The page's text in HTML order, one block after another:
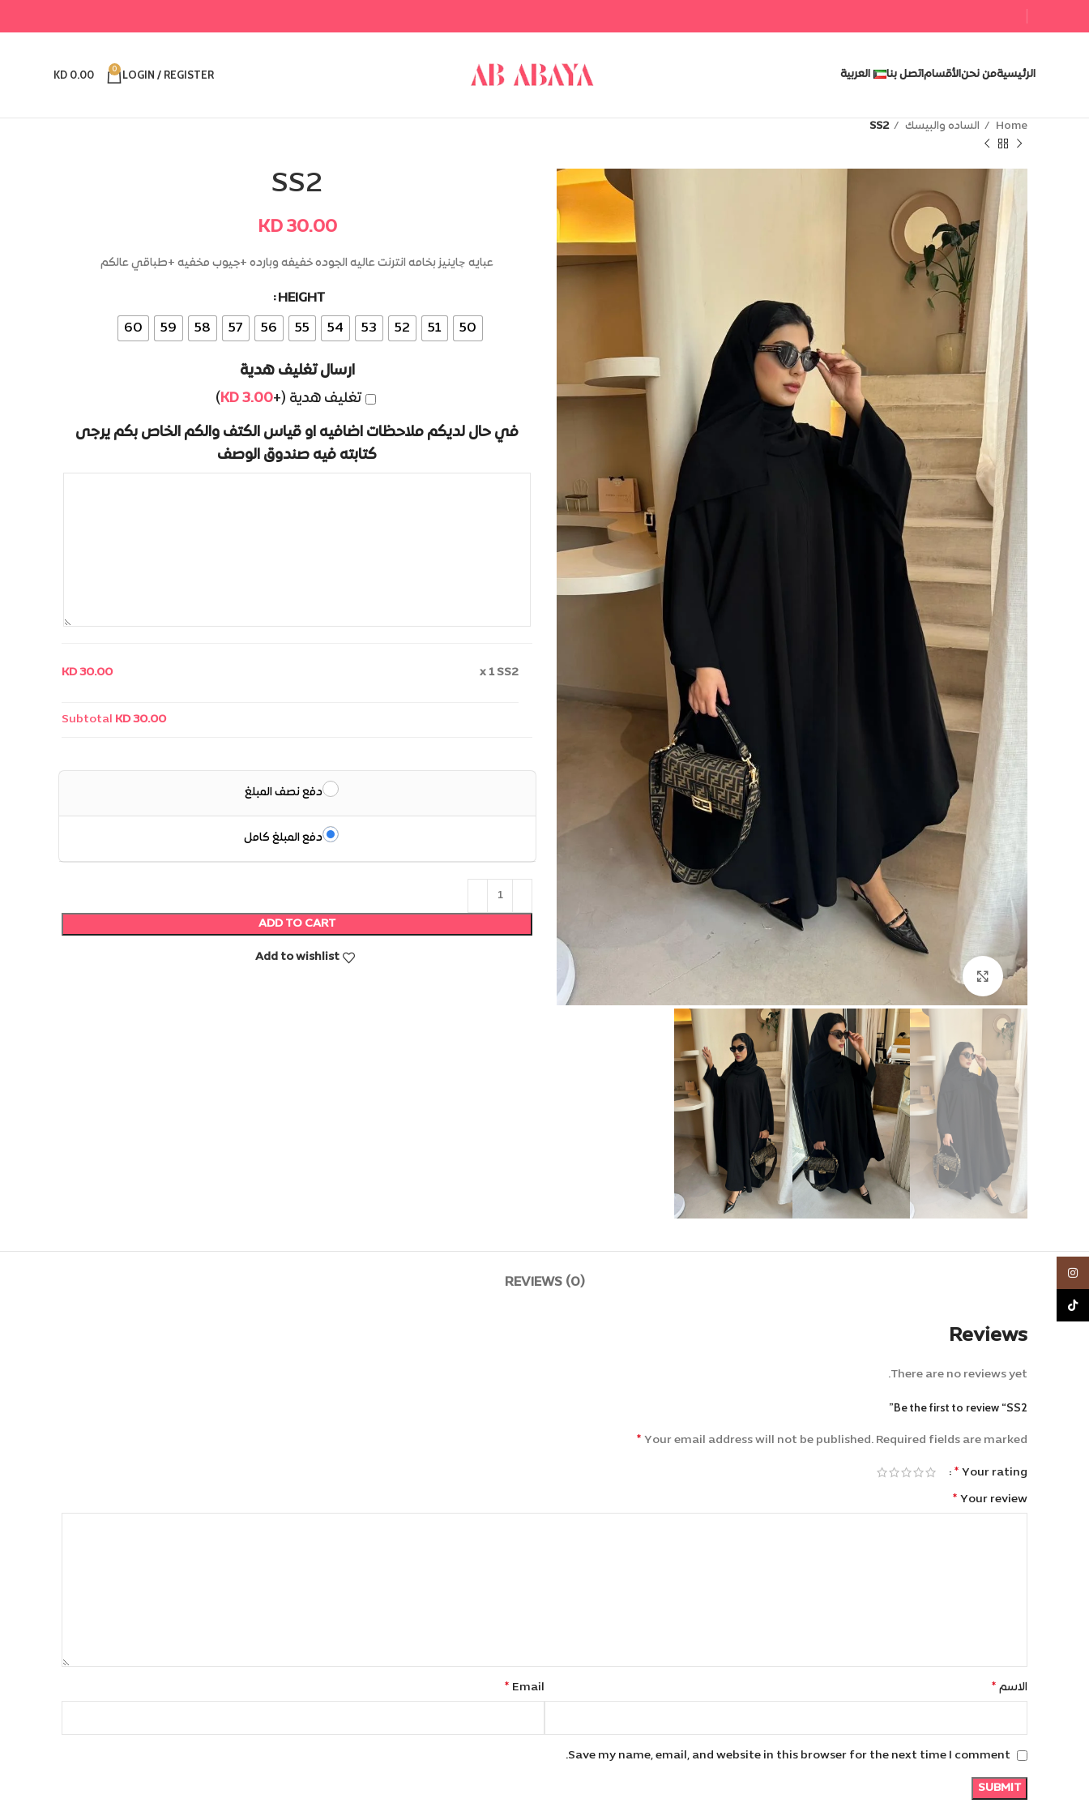
الرئيسيةمن نحنالأقساماتصل بنا العربية LOGIN / REGISTER
0
KD 0.00
Home الساده والبيسك SS2
Click to enlarge
SS2
KD30.00
عبايه چاينيز بخامه انترنت عاليه الجوده خفيفه وبارده +جيوب مخفيه +طباقي عالكم
HEIGHT
50
51
52
53
54
55
56
57
58
59
60
ارسال تغليف هدية
تغليف هدية (+ KD3.00
)
في حال لديكم ملاحظات اضافيه او قياس الكتف والكم الخاص بكم يرجى
كتابته فيه صندوق الوصف
x 1SS2
KD 30.00
Subtotal KD 30.00
دفع نصف المبلغ
دفع المبلغ كامل
ADD TO CART
Alternative:
Add to wishlist
REVIEWS (0)
Reviews
There are no reviews yet.
Be the first to review “SS2”
Your email address will not be published. Required fields are marked
*
Your rating
*
Your review
*
الاسم *
Email
*
Save my name, email, and website in this browser for the next time I comment.
Alternative: